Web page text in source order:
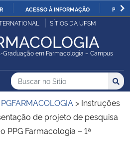
IR
PARA
O
ACESSO À INFORMAÇÃO
Pública
SÍTIOS DA UFSM
Graduação em Farmacologia – Campus
do Sítio
Busca
Buscar no no Sítio
Busca:
PGFARMACOLOGIA > Instruções
de projeto de pesquisa
PPG Farmacologia – 1ª